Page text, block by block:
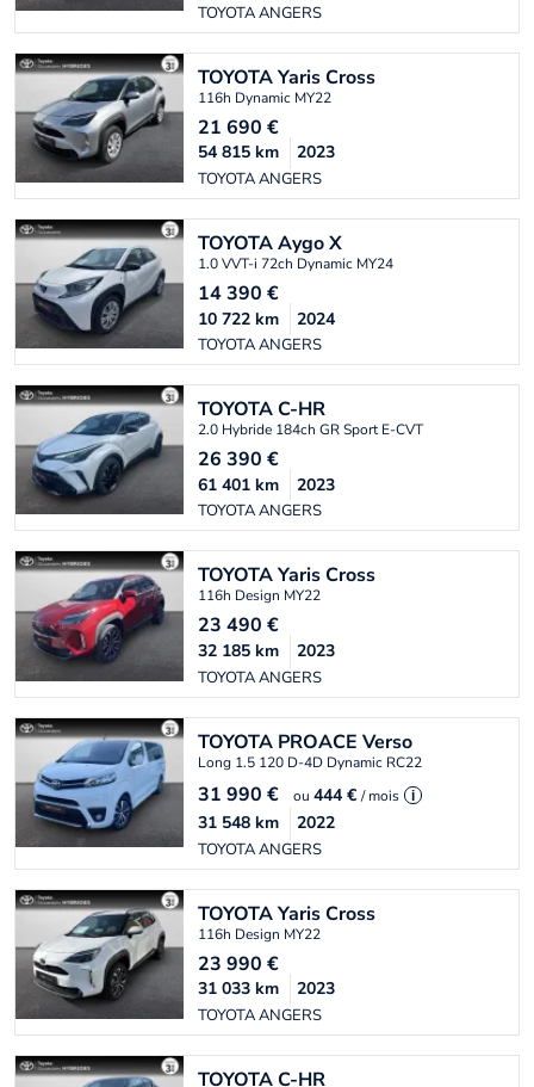
TOYOTA ANGERS
TOYOTAYaris Cross
116h Dynamic MY22
21 690 €
TOYOTA ANGERS
54 815 km 2023
TOYOTAAygo X
1.0 VVT-i 72ch Dynamic MY24
14 390 €
TOYOTA ANGERS
10 722 km 2024
TOYOTAC-HR
2.0 Hybride 184ch GR Sport E-CVT
26 390 €
TOYOTA ANGERS
61 401 km 2023
TOYOTAYaris Cross
116h Design MY22
23 490 €
TOYOTA ANGERS
32 185 km 2023
TOYOTA PROACE Verso
Long 1.5 120 D-4D Dynamic RC22
31 990 € ou 444 € / mois i
TOYOTA ANGERS
31 548 km 2022
TOYOTAYaris Cross
116h Design MY22
23 990 €
TOYOTA ANGERS
31 033 km 2023
TOYOTAC-HR